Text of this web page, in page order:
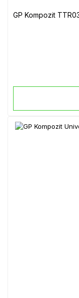
GP Kompozit